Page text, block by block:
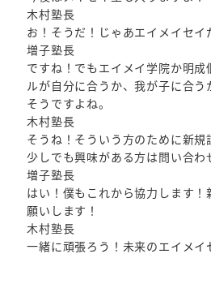
木村塾長
お！そうだ！じゃあエイメイセイ
増子塾長
ですね！でもエイメイ学院か明成
ルが自分に合うか、我が子に合う
そうですよね。
木村塾長
そうね！そういう方のために新規
少しでも興味がある方は問い合わ
増子塾長
はい！僕もこれから協力します！
願いします！
木村塾長
一緒に頑張ろう！未来のエイメイ